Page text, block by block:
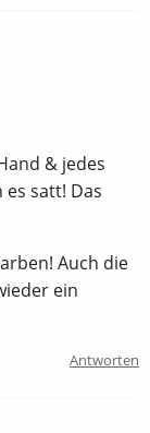
& jedes
es satt! Das
Auch die
ein
Antworten